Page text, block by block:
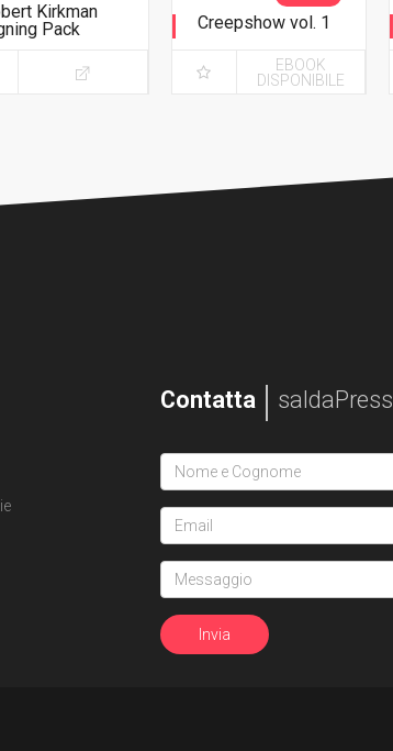
Kirkman
Pack
Creepshow vol. 1
EBOOK
DISPONIBILE
Contatta saldaPress